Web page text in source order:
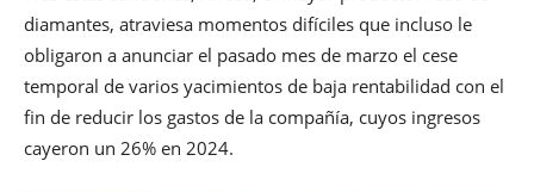
diamantes, atraviesa momentos difíciles que incluso le
obligaron a anunciar el pasado mes de marzo el cese
temporal de varios yacimientos de baja rentabilidad con el
fin de reducir los gastos de la compañía, cuyos ingresos
cayeron un 26% en 2024.